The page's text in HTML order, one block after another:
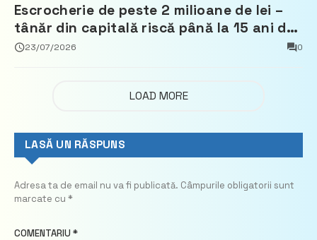
Escrocherie de peste 2 milioane de lei –
tânăr din capitală riscă până la 15 ani de
închisoare
23/07/2026 0
LOAD MORE
LASĂ UN RĂSPUNS
Adresa ta de email nu va fi publicată. Câmpurile obligatorii sunt
marcate cu *
COMENTARIU *